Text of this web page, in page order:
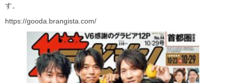
す。
https://gooda.brangista.com/